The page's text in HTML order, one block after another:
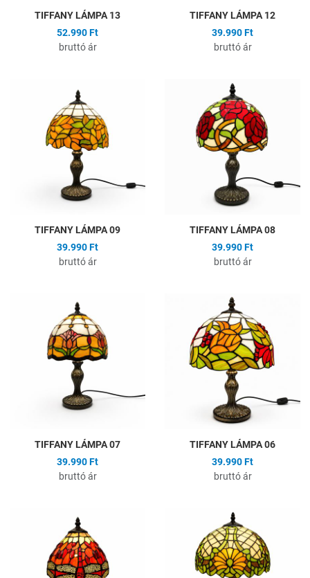
TIFFANY LÁMPA 13
52.990 Ft
bruttó ár
TIFFANY LÁMPA 12
39.990 Ft
bruttó ár
Hozzáadás a kívánságlistához
Összehasonlítás
Gyors nézet
TIFFANY LÁMPA 09
39.990 Ft
bruttó ár
TIFFANY LÁMPA 08
39.990 Ft
bruttó ár
Hozzáadás a kívánságlistához
Összehasonlítás
Gyors nézet
TIFFANY LÁMPA 07
39.990 Ft
bruttó ár
TIFFANY LÁMPA 06
39.990 Ft
bruttó ár
Hozzáadás a kívánságlistához
Összehasonlítás